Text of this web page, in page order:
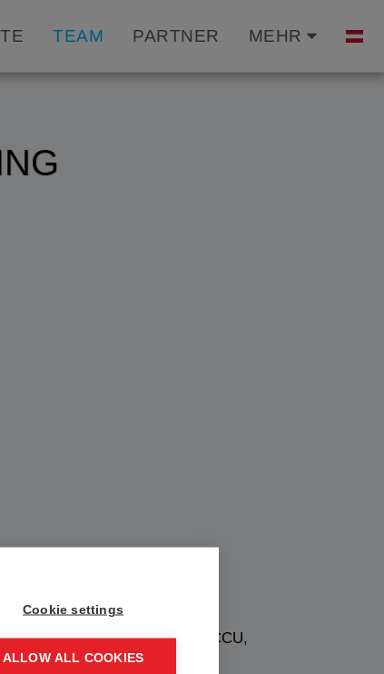
TEAM PARTNER MEHR
Waste-to-Energy, CCS/CCU,
Cookie settings
ALLOW ALL COOKIES